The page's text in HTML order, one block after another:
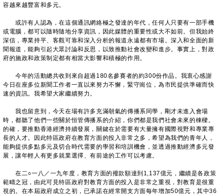
容越來越豐富和多元。
或許有人認為，在這個通訊網絡極之發達的年代，任何人只要有一部手機
或電腦，都可以隨時隨地分享資訊，因此媒體的重要性或大不如前。但我始終
深信，專業持平、客觀可靠和深入分析的報道永遠都有市場。深入和全面的新
聞報道，能夠引起大眾討論和反思，以致推動社會改變和進步。事實上，對政
府的施政和政策制定都有相當大影響和積極的作用。
今年的活動總共收到來自超過180名參賽者的約300份作品。我衷心感謝
今日在座多位新聞工作者一直以來努力不懈，緊守崗位，為市民提供準確而快
速的資訊。我希望大家繼續努力。
我也留意到，今天在場有許多充滿朝氣的傳播系同學，剛才未進入會場
時，都聽了他們一些關於恒管傳播系的介紹，你們都是我們社會未來的棟樑。
的確，要推動香港經濟持續發展，關鍵在於需要有大量擁有國際視野和專業專
長的人才。因此特區政府在教育方面的投入非常之多，希望為我們的青年人，
能夠提供多點多元及切合時代需要的學習和培訓機會，並透過推動經濟多元發
展，讓年輕人有更多就業選擇、有前途的工作可以考慮。
在二○一八／一九年度，教育方面的撥款額達到1,137億元，繼續是各政策
範疇之冠，由此可見特區政府對教育方面的投入是非常之重視，對教育是很重
視的。在本屆政府成立之初，已承諾在經常開支方面每年增加50億元，其中36